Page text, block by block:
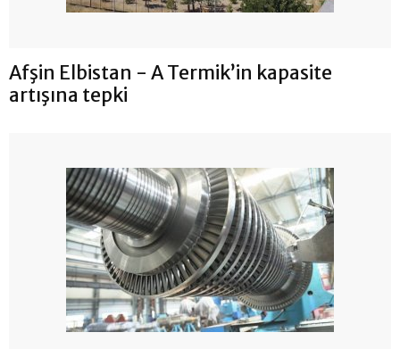
Afşin Elbistan - A Termik’in kapasite
artışına tepki